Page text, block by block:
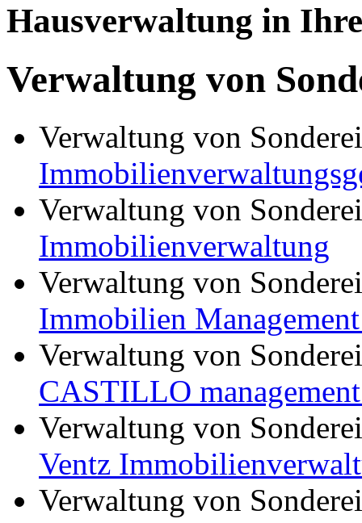
Hausverwaltung in
Verwaltung von
Verwaltung von
Verwaltung von
Immobilienverwaltung
Verwaltung von
Immobilien
Verwaltung von
CASTILLO
Verwaltung von
Ventz
Verwaltung von